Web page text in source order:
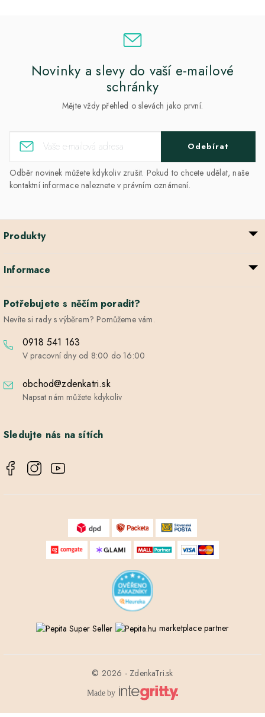
Novinky a slevy do vaší e-mailové
schránky
Mějte vždy přehled o slevách jako první.
Odebírat
Odběr novinek můžete kdykoliv zrušit. Pokud to chcete udělat, naše
kontaktní informace naleznete v právním oznámení.
Produkty
Informace
Potřebujete s něčím poradit?
Nevíte si rady s výběrem? Pomůžeme vám.
0918 541 163
V pracovní dny od 8:00 do 16:00
obchod@zdenkatri.sk
Napsat nám můžete kdykoliv
Sledujte nás na sítích
marketplace partner
© 2026 - ZdenkaTri.sk
Made by